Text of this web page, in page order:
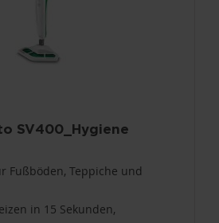
SV400_Hygiene
Fußböden, Teppiche und
in 15 Sekunden,